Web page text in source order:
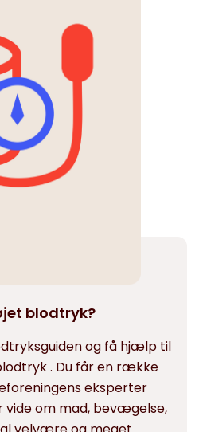
blodtryk?
og få hjælp til
. Du får en række
eksperter
vide om mad, bevægelse,